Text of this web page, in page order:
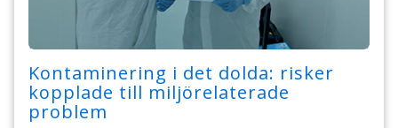
Kontaminering i det dolda: risker
kopplade till miljörelaterade
problem